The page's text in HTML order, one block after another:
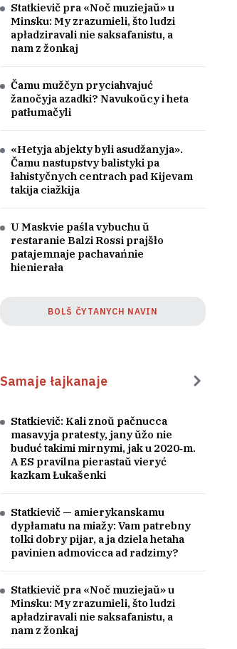
Statkievič pra «Noč muziejaŭ» u
Minsku: My zrazumieli, što ludzi
apładziravali nie saksafanistu, a
nam z žonkaj
Čamu mužčyn pryciahvajuć
žanočyja azadki? Navukoŭcy i heta
patłumačyli
«Hetyja abjekty byli asudžanyja».
Čamu nastupstvy balistyki pa
łahistyčnych centrach pad Kijevam
takija ciažkija
U Maskvie paśla vybuchu ŭ
restaranie Balzi Rossi prajšło
patajemnaje pachavańnie
hienierała
BOLŠ ČYTANYCH NAVIN
Samaje łajkanaje
Statkievič: Kali znoŭ pačnucca
masavyja pratesty, jany ŭžo nie
buduć takimi mirnymi, jak u 2020‑m.
A ES pravilna pierastaŭ vieryć
kazkam Łukašenki
Statkievič — amierykanskamu
dypłamatu na miažy: Vam patrebny
tolki dobry pijar, a ja dziela hetaha
pavinien admovicca ad radzimy?
Statkievič pra «Noč muziejaŭ» u
Minsku: My zrazumieli, što ludzi
apładziravali nie saksafanistu, a
nam z žonkaj